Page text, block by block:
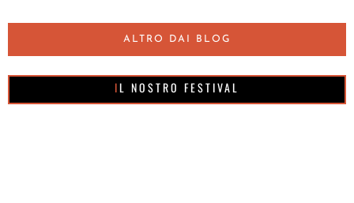
ALTRO DAI BLOG
IL NOSTRO FESTIVAL